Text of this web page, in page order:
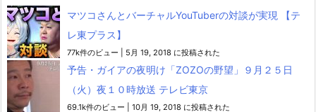
マツコさんとバーチャルYouTuberの対談が実現 【テ
レ東プラス】
77k件のビュー 5月 19, 2018 に投稿された
予告・ガイアの夜明け「ZOZOの野望」９月２５日
（火）夜１０時放送 テレビ東京
69.1k件のビュー 10月 19, 2018 に投稿された